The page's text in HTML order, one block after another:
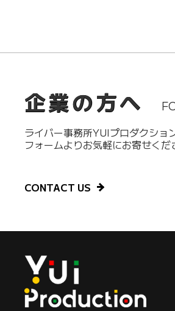
企業の方へ
ライバー事務所YUIプロダクショ
フォームよりお気軽にお寄せくだ
CONTACT US